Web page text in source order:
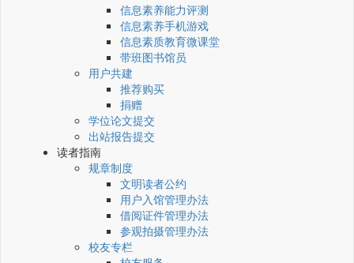
信息素养能力评测
信息素养手机游戏
信息素质教育微课堂
带班图书馆员
用户共建
推荐购买
捐赠
学位论文提交
出站报告提交
读者指南
规章制度
文明读者公约
用户入馆管理办法
借阅证件管理办法
参观拍摄管理办法
校友专栏